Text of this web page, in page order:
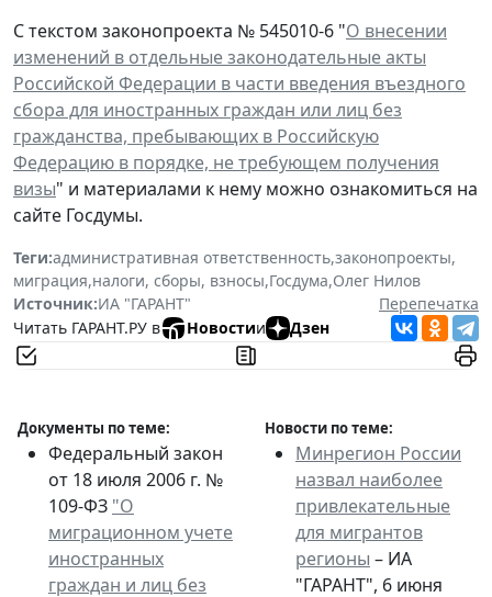
С текстом законопроекта № 545010-6 "О внесении
изменений в отдельные законодательные акты
Российской Федерации в части введения въездного
сбора для иностранных граждан или лиц без
гражданства, пребывающих в Российскую
Федерацию в порядке, не требующем получения
визы" и материалами к нему можно ознакомиться на
сайте Госдумы.
Теги:административная ответственность,законопроекты,
миграция,налоги, сборы, взносы,Госдума,Олег Нилов
Источник:ИА "ГАРАНТ"
Перепечатка
Читать ГАРАНТ.РУ в
Новостии Дзен
Документы по теме: Новости по теме:
Федеральный закон
от 18 июля 2006 г. №
109-ФЗ "О
миграционном учете
иностранных
граждан и лиц без
Минрегион России
назвал наиболее
привлекательные
для мигрантов
регионы – ИА
"ГАРАНТ", 6 июня